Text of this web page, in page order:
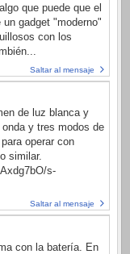
que puede que el
gadget "moderno"
con los
Saltar al mensaje
de luz blanca y
y tres modos de
operar con
similar.
s-
Saltar al mensaje
con la batería. En